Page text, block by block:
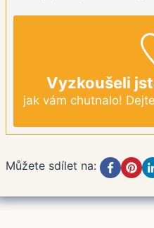
Vyzkoušeli
jak vám chutnalo!
Můžete sdílet na: